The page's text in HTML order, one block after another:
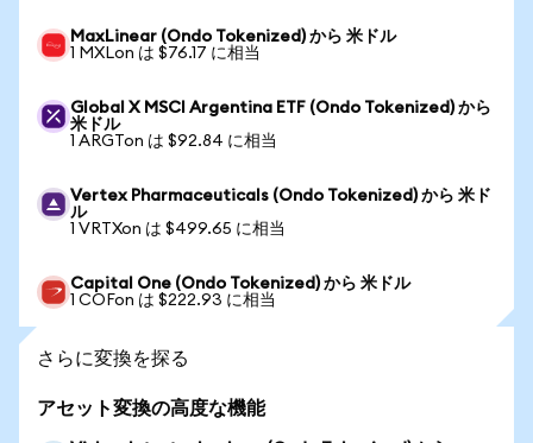
MaxLinear (Ondo Tokenized) から 米ドル
1 MXLon は $76.17 に相当
Global X MSCI Argentina ETF (Ondo Tokenized) から
米ドル
1 ARGTon は $92.84 に相当
Vertex Pharmaceuticals (Ondo Tokenized) から 米ド
ル
1 VRTXon は $499.65 に相当
Capital One (Ondo Tokenized) から 米ドル
1 COFon は $222.93 に相当
さらに変換を探る
アセット変換の高度な機能